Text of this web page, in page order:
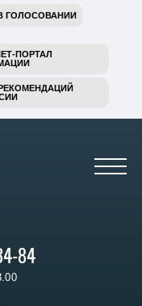
ГОЛОСОВАНИИ
ПОРТАЛ
84